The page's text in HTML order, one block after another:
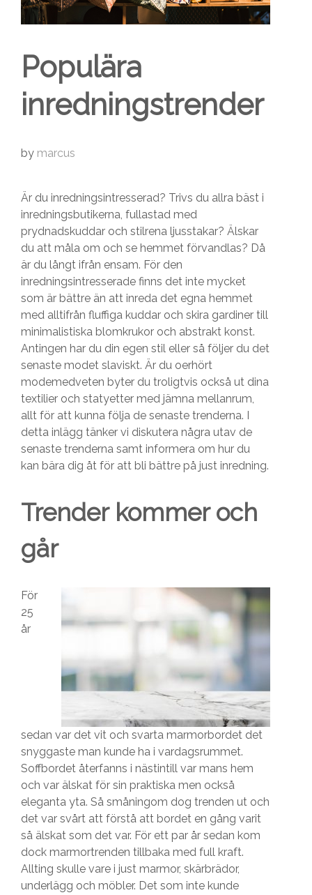
Populära
inredningstrender
by marcus
Är du inredningsintresserad? Trivs du allra bäst i
inredningsbutikerna, fullastad med
prydnadskuddar och stilrena ljusstakar? Älskar
du att måla om och se hemmet förvandlas? Då
är du långt ifrån ensam. För den
inredningsintresserade finns det inte mycket
som är bättre än att inreda det egna hemmet
med alltifrån fluffiga kuddar och skira gardiner till
minimalistiska blomkrukor och abstrakt konst.
Antingen har du din egen stil eller så följer du det
senaste modet slaviskt. Är du oerhört
modemedveten byter du troligtvis också ut dina
textilier och statyetter med jämna mellanrum,
allt för att kunna följa de senaste trenderna. I
detta inlägg tänker vi diskutera några utav de
senaste trenderna samt informera om hur du
kan bära dig åt för att bli bättre på just inredning.
Trender kommer och
går
För
25
år
sedan var det vit och svarta marmorbordet det
snyggaste man kunde ha i vardagsrummet.
Soffbordet återfanns i nästintill var mans hem
och var älskat för sin praktiska men också
eleganta yta. Så småningom dog trenden ut och
det var svårt att förstå att bordet en gång varit
så älskat som det var. För ett par år sedan kom
dock marmortrenden tillbaka med full kraft.
Allting skulle vare i just marmor, skärbrädor,
underlägg och möbler. Det som inte kunde